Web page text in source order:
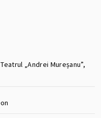
„Andrei Mureșanu”,